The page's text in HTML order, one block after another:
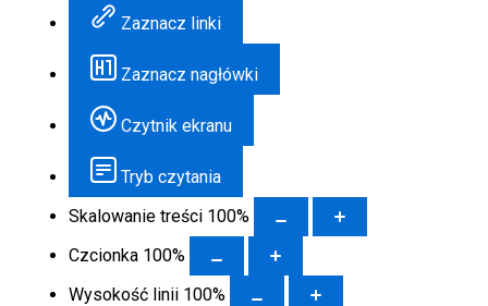
Zaznacz linki
Zaznacz nagłówki
Czytnik ekranu
Tryb czytania
Skalowanie treści 100%
Czcionka 100%
Wysokość linii 100%